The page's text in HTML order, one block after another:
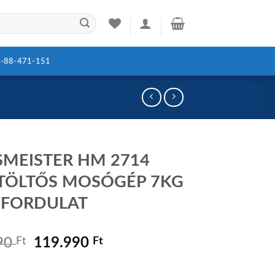
88-471-151
HM 2714
MOSÓGÉP 7KG
Ft
Original
was:
119.990 FtCurrent
is: